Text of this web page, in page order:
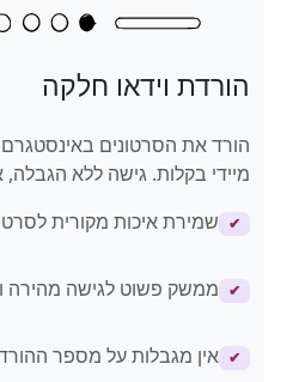
הורדת וידאו חלקה
הורד את הסרטונים באינסטגרם
מיידי בקלות. גישה ללא הגבלה,
✔ שמירת איכות מקורית
✔ ממשק פשוט לגישה מהירה
✔ אין מגבלות על מספר